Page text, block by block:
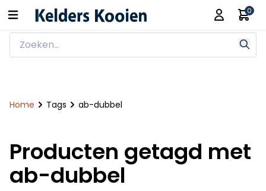
0
Home Tags ab-dubbel
Producten getagd met
ab-dubbel